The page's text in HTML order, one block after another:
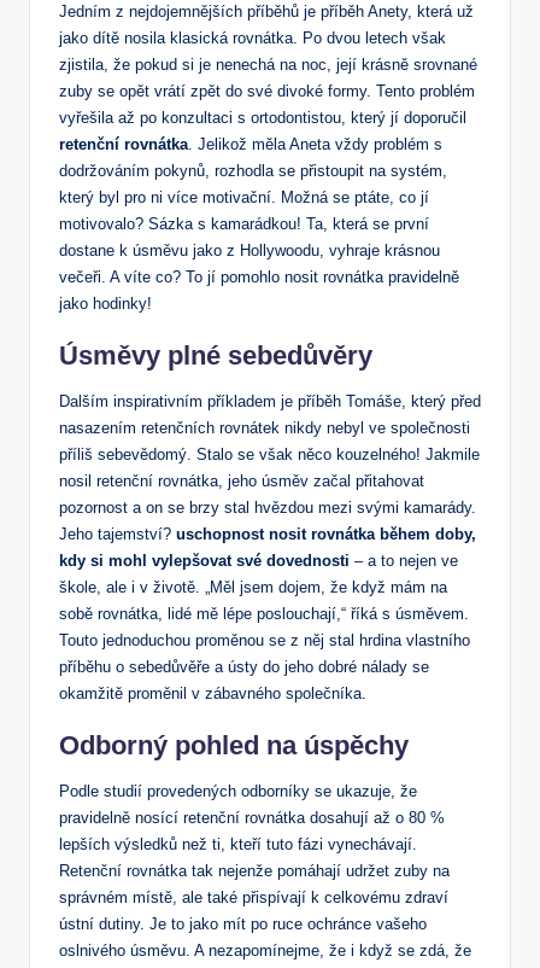
Jedním z nejdojemnějších příběhů je příběh Anety, která už
jako dítě nosila klasická rovnátka. Po dvou letech však
zjistila, že pokud si je nenechá na noc, její krásně srovnané
zuby se opět vrátí zpět do své divoké formy. Tento problém
vyřešila až po konzultaci s ortodontistou, který jí doporučil
retenční rovnátka . Jelikož měla Aneta vždy problém s
dodržováním pokynů, rozhodla se přistoupit na systém,
který byl pro ni více motivační. Možná se ptáte, co jí
motivovalo? Sázka s kamarádkou! Ta, která se první
dostane k úsměvu jako z Hollywoodu, vyhraje krásnou
večeři. A víte co? To jí pomohlo nosit rovnátka pravidelně
jako hodinky!
Úsměvy plné sebedůvěry
Dalším inspirativním příkladem je příběh Tomáše, který před
nasazením retenčních rovnátek nikdy nebyl ve společnosti
příliš sebevědomý. Stalo se však něco kouzelného! Jakmile
nosil retenční rovnátka, jeho úsměv začal přitahovat
pozornost a on se brzy stal hvězdou mezi svými kamarády.
Jeho tajemství? uschopnost nosit rovnátka během doby,
kdy si mohl vylepšovat své dovednosti – a to nejen ve
škole, ale i v životě. „Měl jsem dojem, že když mám na
sobě rovnátka, lidé mě lépe poslouchají,“ říká s úsměvem.
Touto jednoduchou proměnou se z něj stal hrdina vlastního
příběhu o sebedůvěře a ústy do jeho dobré nálady se
okamžitě proměnil v zábavného společníka.
Odborný pohled na úspěchy
Podle studií provedených odborníky se ukazuje, že
pravidelně nosící retenční rovnátka dosahují až o 80 %
lepších výsledků než ti, kteří tuto fázi vynechávají.
Retenční rovnátka tak nejenže pomáhají udržet zuby na
správném místě, ale také přispívají k celkovému zdraví
ústní dutiny. Je to jako mít po ruce ochránce vašeho
oslnivého úsměvu. A nezapomínejme, že i když se zdá, že